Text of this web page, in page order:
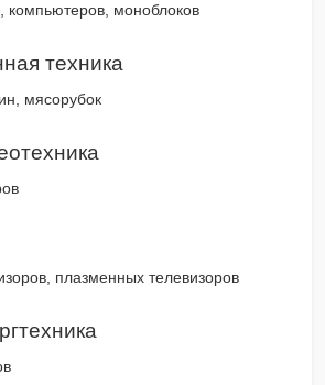
компьютеров, моноблоков
техника
мясорубок
плазменных телевизоров